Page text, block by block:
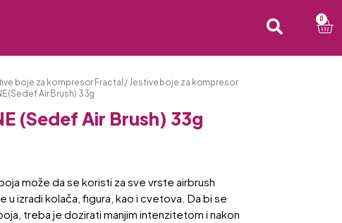
0
boje za kompresor Fractal / Jestive boje za kompresor
(Sedef Air Brush) 33g
(Sedef Air Brush) 33g
može da se koristi za sve vrste airbrush
u izradi kolača, figura, kao i cvetova. Da bi se
treba je dozirati manjim intenzitetom i nakon